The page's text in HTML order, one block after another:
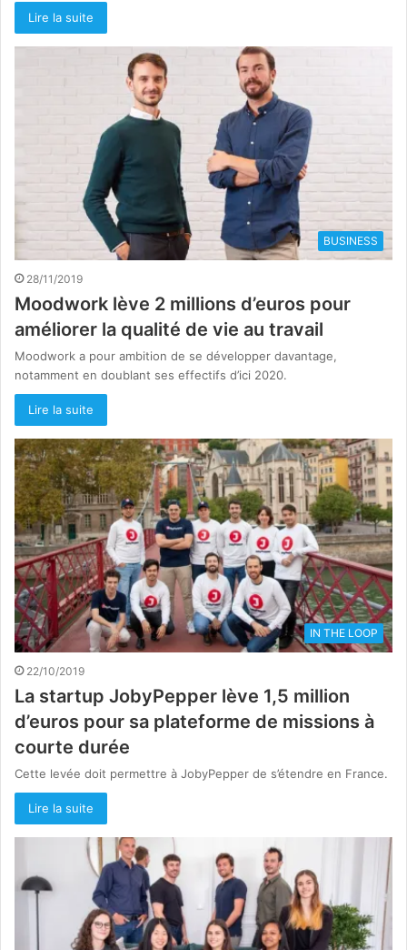
Lire la suite
BUSINESS
28/11/2019
Moodwork lève 2 millions d’euros pour
améliorer la qualité de vie au travail
Moodwork a pour ambition de se développer davantage,
notamment en doublant ses effectifs d’ici 2020.
Lire la suite
IN THE LOOP
22/10/2019
La startup JobyPepper lève 1,5 million
d’euros pour sa plateforme de missions à
courte durée
Cette levée doit permettre à JobyPepper de s’étendre en France.
Lire la suite